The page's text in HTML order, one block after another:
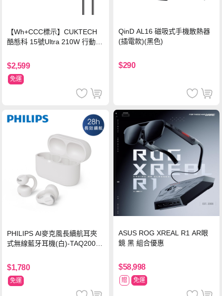
【Wh+CCC標示】CUKTECH
酷態科 15號Ultra 210W 行動電
$2,599
免運
QinD AL16 磁吸式手機散熱器
(插電款)(黑色)
$290
PHILIPS AI麥克風長續航耳夾
式無線藍牙耳機(白)-TAQ2000
$1,780
免運
ASUS ROG XREAL R1 AR眼
鏡 黑 組合優惠
$58,998
贈 免運